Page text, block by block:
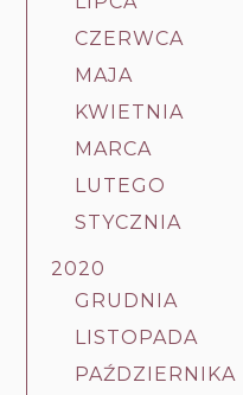
CZERWCA
MAJA
KWIETNIA
MARCA
LUTEGO
STYCZNIA
2020
GRUDNIA
LISTOPADA
PAŹDZIERNIKA